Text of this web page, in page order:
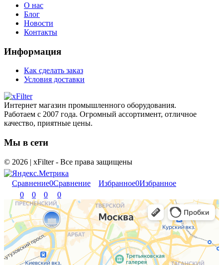
О нас
Блог
Новости
Контакты
Информация
Как сделать заказ
Условия доставки
Интернет магазин промышленного оборудования.
Работаем с 2007 года. Огромный ассортимент, отличное
качество, приятные цены.
Мы в сети
© 2026 | xFilter - Все права защищены
Сравнение0Сравнение Избранное0Избранное
0
0 0 0